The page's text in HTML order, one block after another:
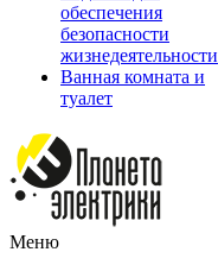
обеспечения
безопасности
жизнедеятельности
Ванная комната и
туалет
Меню